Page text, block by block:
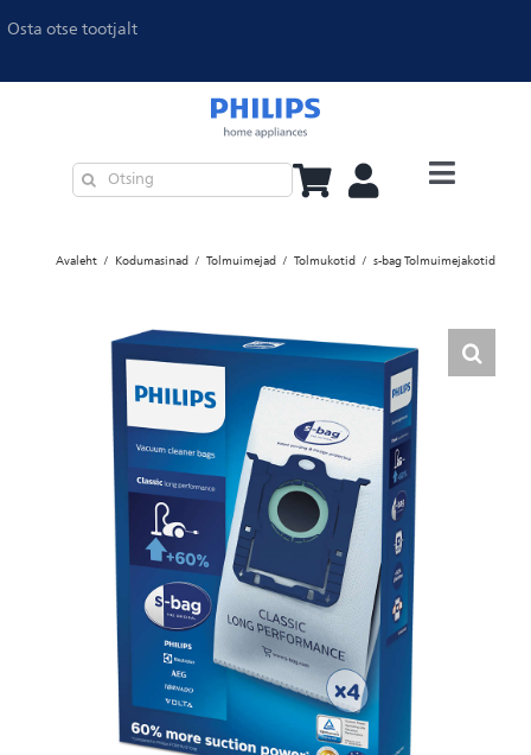
Osta otse tootjalt
Triikimine
Kohvimasinad
Tolmuimejad
Philips Pet Series
Isiklik hooldus
Avaleht Kodumasinad Tolmuimejad Tolmukotid s-bag Tolmuimejakotid